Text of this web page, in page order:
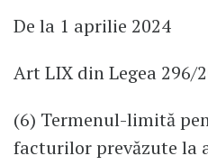
De la 1 aprilie 2024
Art LIX din Legea 296/
(6) Termenul-limită
facturilor prevăzute la